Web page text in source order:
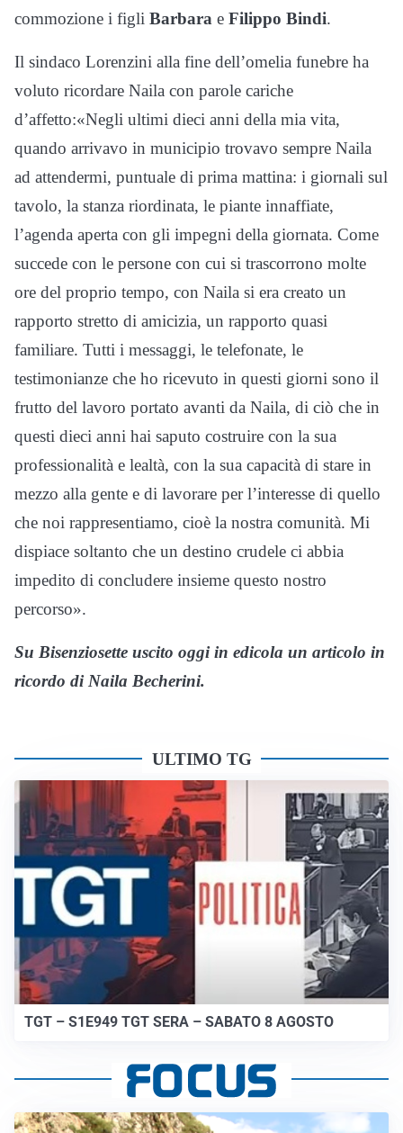
commozione i figli Barbara e Filippo Bindi.
Il sindaco Lorenzini alla fine dell’omelia funebre ha
voluto ricordare Naila con parole cariche
d’affetto:«Negli ultimi dieci anni della mia vita,
quando arrivavo in municipio trovavo sempre Naila
ad attendermi, puntuale di prima mattina: i giornali sul
tavolo, la stanza riordinata, le piante innaffiate,
l’agenda aperta con gli impegni della giornata. Come
succede con le persone con cui si trascorrono molte
ore del proprio tempo, con Naila si era creato un
rapporto stretto di amicizia, un rapporto quasi
familiare. Tutti i messaggi, le telefonate, le
testimonianze che ho ricevuto in questi giorni sono il
frutto del lavoro portato avanti da Naila, di ciò che in
questi dieci anni hai saputo costruire con la sua
professionalità e lealtà, con la sua capacità di stare in
mezzo alla gente e di lavorare per l’interesse di quello
che noi rappresentiamo, cioè la nostra comunità. Mi
dispiace soltanto che un destino crudele ci abbia
impedito di concludere insieme questo nostro
percorso».
Su Bisenziosette uscito oggi in edicola un articolo in
ricordo di Naila Becherini.
ULTIMO TG
TGT – S1E949 TGT SERA – SABATO 8 AGOSTO